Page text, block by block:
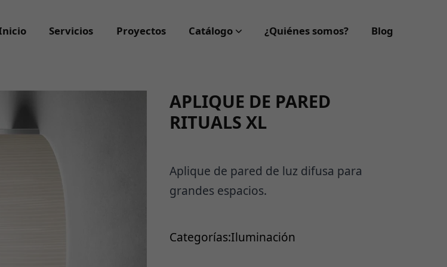
Servicios Proyectos Catálogo ¿Quiénes somos? Blog
APLIQUE DE PARED
RITUALS XL
Aplique de pared de luz difusa para
grandes espacios.
Categorías:Iluminación